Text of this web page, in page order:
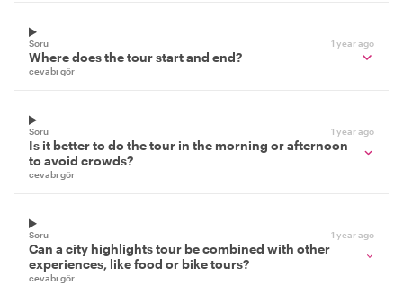
Soru 1 year ago
Where does the tour start and end?
cevabı gör
Soru 1 year ago
Is it better to do the tour in the morning or afternoon
to avoid crowds?
cevabı gör
Soru 1 year ago
Can a city highlights tour be combined with other
experiences, like food or bike tours?
cevabı gör